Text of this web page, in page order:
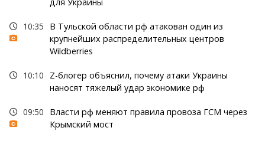
10:35
В Тульской области рф атакован один из
крупнейших распределительных центров
Wildberries
10:10
Z-блогер объяснил, почему атаки Украины
наносят тяжелый удар экономике рф
09:50
Власти рф меняют правила провоза ГСМ через
Крымский мост